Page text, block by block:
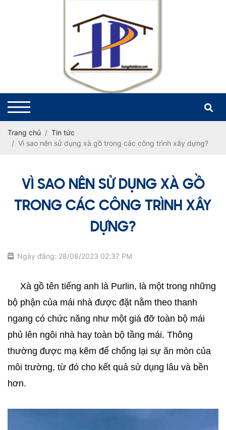
Trang chủ
Tin tức
Vì sao nên sử dụng xà gồ trong các công trình xây dựng?
VÌ SAO NÊN SỬ DỤNG XÀ GỒ
TRONG CÁC CÔNG TRÌNH XÂY
DỰNG?
Ngày đăng: 28/08/2023 02:37 PM
Xà gồ tên tiếng anh là Purlin, là một trong những
bộ phận của mái nhà được đặt nằm theo thanh
ngang có chức năng như một giá đỡ toàn bộ mái
phủ lên ngôi nhà hay toàn bộ tầng mái. Thông
thường được mạ kẽm để chống lại sự ăn mòn của
môi trường, từ đó cho kết quả sử dụng lâu và bền
hơn.